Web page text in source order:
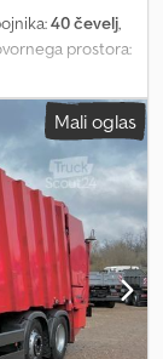
40 čevelj,
prostora:
2.690 mm,
tem oglasu
hladilno
skladišču
podjetje: -
odporen na
za
Hladilni
je izdelan iz
sendvič
Mali oglas